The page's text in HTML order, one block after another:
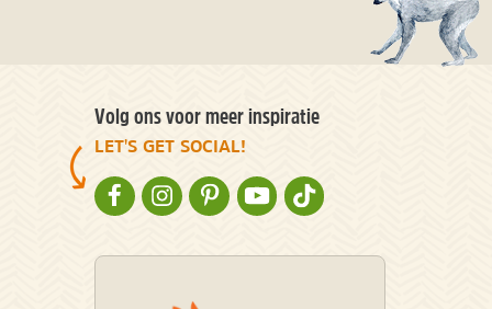
Volg ons voor meer inspiratie
LET'S GET SOCIAL!
NATURESCANNER OP FACEBOOK
NATURESCANNER OP INSTAGRAM
NATURESCANNER OP PINTEREST
NATURESCANNER OP YOUTUBE
NATURESCANNER OP